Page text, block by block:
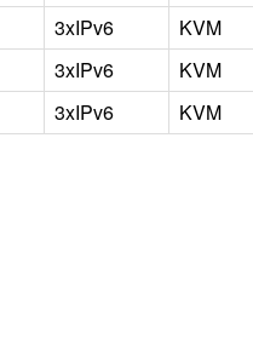
3xIPv6 KVM
3xIPv6 KVM
3xIPv6 KVM